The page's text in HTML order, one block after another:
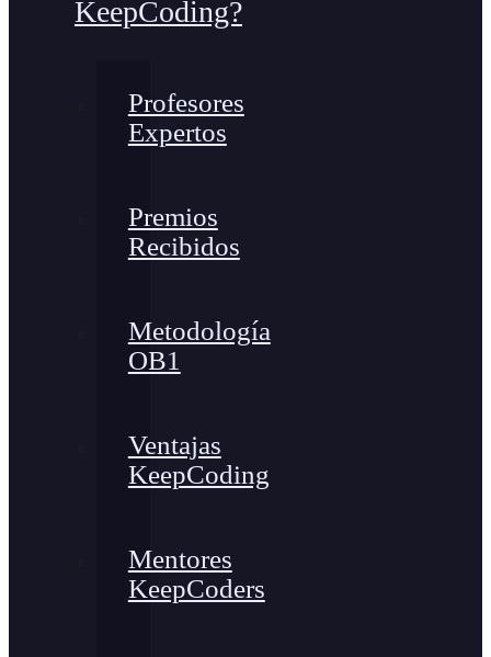
KeepCoding?
Profesores
Expertos
Premios
Recibidos
Metodología
OB1
Ventajas
KeepCoding
Mentores
KeepCoders